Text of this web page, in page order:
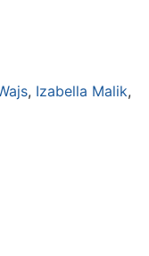
, Izabella Malik,